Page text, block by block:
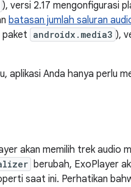
), versi 2.17 mengonfigurasi
batasan jumlah saluran
paket androidx.media3 ),
aplikasi Anda hanya perlu
akan memilih trek audio
berubah, ExoPlayer
saat ini. Perhatikan